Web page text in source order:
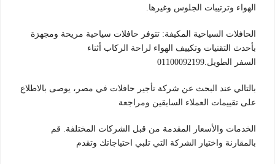
الهواء وترتيبات الجلوس وغيرها.
الحافلات السياحية المكيفة: تتوفر حافلات سياحية مريحة ومجهزة
بأحدث التقنيات وتكييف الهواء لراحة الركاب أثناء
السفر الطويل.01100092199
بالتالي عند البحث عن شركة تأجير حافلات في مصر، يوصى بالاطلاع
على تقييمات العملاء السابقين ومراجعة
الخدمات والأسعار المقدمة من قبل الشركات المختلفة. قم
بالمقارنة واختيار الشركة التي تلبي احتياجاتك وتقدم